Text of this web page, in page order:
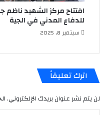
افتتاح مركز الشهيد ناظم
للدفاع المدني في الجية
سبتمبر 8, 2025
اترك تعليقاً
لن يتم نشر عنوان بريدك الإلكتروني.